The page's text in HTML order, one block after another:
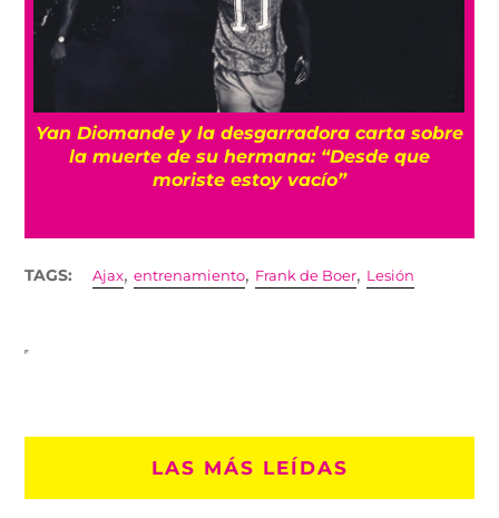
Yan Diomande y la desgarradora carta sobre
la muerte de su hermana: “Desde que
moriste estoy vacío”
TAGS: Ajax,entrenamiento, Frank de Boer, Lesión
LAS MÁS LEÍDAS